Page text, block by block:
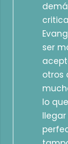
ser
otros
lo